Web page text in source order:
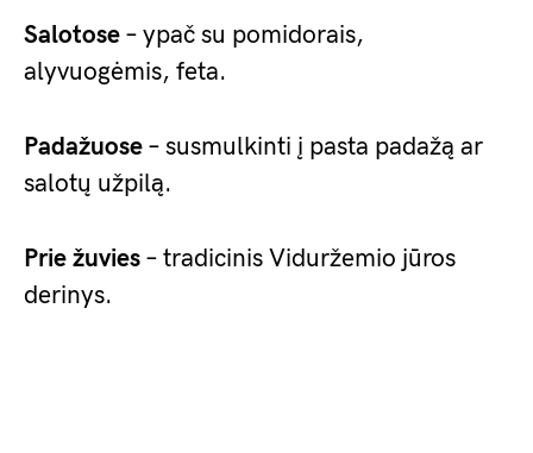
Salotose – ypač su pomidorais,
alyvuogėmis, feta.
Padažuose – susmulkinti į pasta padažą ar
salotų užpilą.
Prie žuvies – tradicinis Viduržemio jūros
derinys.